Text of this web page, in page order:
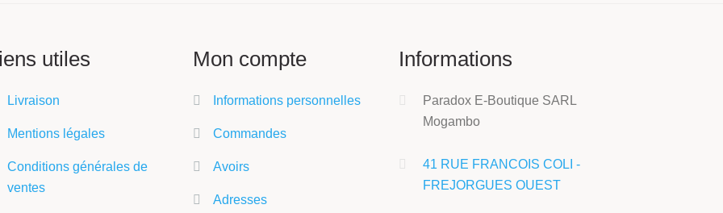
utiles
Livraison
Mentions légales
Conditions générales de
ventes
Mon compte
Informations personnelles
Commandes
Avoirs
Adresses
Informations
Paradox E-Boutique SARL
Mogambo
41 RUE FRANCOIS COLI -
FREJORGUES OUEST